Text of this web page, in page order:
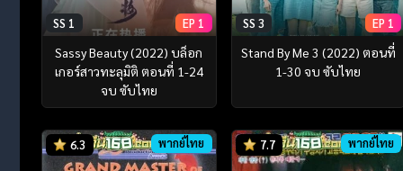
SS 1 EP 1
Sassy Beauty (2022) บล็อก
เกอร์สาวทะลุมิติ ตอนที่ 1-24
จบ ซับไทย
SS 3 EP 1
Stand By Me 3 (2022) ตอนที่
1-30 จบ ซับไทย
6.3 พากย์ไทย 7.7 พากย์ไทย